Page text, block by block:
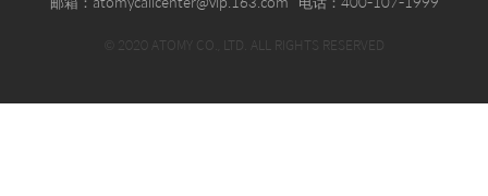
© 2020 ATOMY CO., LTD. ALL RIGHTS RESERVED